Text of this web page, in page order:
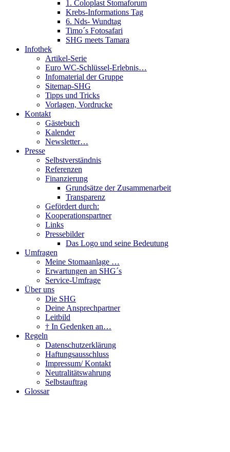
1. Coloplast Stomaforum
Krebs-Informations Tag
6. Nds- Wundtag
Timo´s Fotosafari
SHG meets Tamara
Infothek
Artikel-Serie
Euro WC-Schlüssel-Erlebnis…
Infomaterial der Gruppe
Sitemap-SHG
Tipps und Tricks
Vorlagen, Vordrucke
Kontakt
Gästebuch
Kalender
Newsletter…
Presse
Selbstverständnis
Referenzen
Finanzierung
Grundsätze der Zusammenarbeit
Transparenz
Gefördert durch:
Kooperationspartner
Links
Pressebilder
Das Logo und seine Bedeutung
Umfragen
Meine Stomaanlage …
Erwartungen an SHG´s
Service-Umfrage
Über uns
Die SHG
Deine Ansprechpartner
Leitbild
† In Gedenken an…
Regeln
Datenschutzerklärung
Haftungsausschluss
Impressum/ Kontakt
Neutralitätswahrung
Selbstauftrag
Glossar